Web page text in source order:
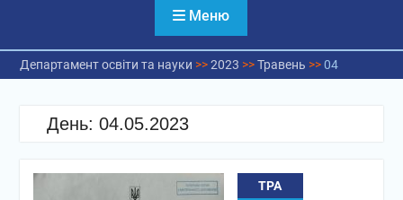
Меню
Департамент освіти та науки >>2023 >>Травень >>04
День: 04.05.2023
ТРА